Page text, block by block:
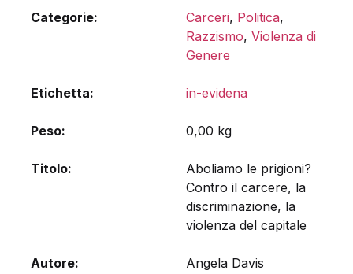
Categorie: Carceri, Politica,
Razzismo, Violenza di
Genere
Etichetta: in-evidena
Peso 0,00 kg
Titolo
Aboliamo le prigioni?
Contro il carcere, la
discriminazione, la
violenza del capitale
Autore Angela Davis